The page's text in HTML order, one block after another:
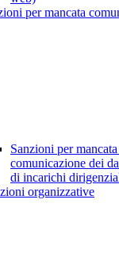
per mancata
Sanzioni per
comunicazione dei
di incarichi
organizzative